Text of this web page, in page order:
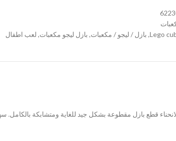
Lego
, بازل / ليجو / مكعبات, بازل ليجو مكعبات, لعب اطفال
قطع بازل مقطوعة بشكل جيد للغاية ومتشابكة بالكامل.